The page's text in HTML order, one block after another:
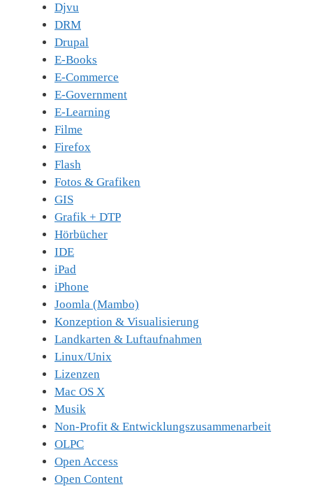
Djvu
DRM
Drupal
E-Books
E-Commerce
E-Government
E-Learning
Filme
Firefox
Flash
Fotos & Grafiken
GIS
Grafik + DTP
Hörbücher
IDE
iPad
iPhone
Joomla (Mambo)
Konzeption & Visualisierung
Landkarten & Luftaufnahmen
Linux/Unix
Lizenzen
Mac OS X
Musik
Non-Profit & Entwicklungszusammenarbeit
OLPC
Open Access
Open Content